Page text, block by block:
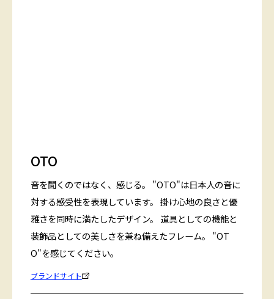
OTO
音を聞くのではなく、感じる。 "OTO"は日本人の音に
対する感受性を表現しています。 掛け心地の良さと優
雅さを同時に満たしたデザイン。 道具としての機能と
装飾品としての美しさを兼ね備えたフレーム。 "OT
O"を感じてください。
ブランドサイト